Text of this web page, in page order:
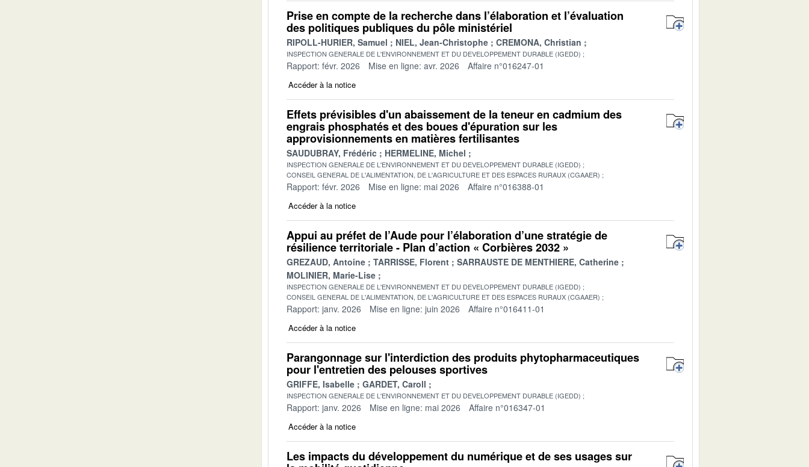
Prise en compte de la recherche dans l’élaboration et l’évaluation
des politiques publiques du pôle ministériel
RIPOLL-HURIER, Samuel NIEL, Jean-Christophe CREMONA, Christian
INSPECTION GENERALE DE L'ENVIRONNEMENT ET DU DEVELOPPEMENT DURABLE (IGEDD)
Rapport: févr. 2026 Mise en ligne: avr. 2026 Affaire n°016247-01
Accéder à la notice
Effets prévisibles d'un abaissement de la teneur en cadmium des
engrais phosphatés et des boues d'épuration sur les
approvisionnements en matières fertilisantes
SAUDUBRAY, Frédéric HERMELINE, Michel
INSPECTION GENERALE DE L'ENVIRONNEMENT ET DU DEVELOPPEMENT DURABLE (IGEDD)
CONSEIL GENERAL DE L'ALIMENTATION, DE L'AGRICULTURE ET DES ESPACES RURAUX (CGAAER)
Rapport: févr. 2026 Mise en ligne: mai 2026 Affaire n°016388-01
Accéder à la notice
Appui au préfet de l’Aude pour l’élaboration d’une stratégie de
résilience territoriale - Plan d’action « Corbières 2032 »
GREZAUD, Antoine TARRISSE, Florent
SARRAUSTE DE MENTHIERE, Catherine
MOLINIER, Marie-Lise
INSPECTION GENERALE DE L'ENVIRONNEMENT ET DU DEVELOPPEMENT DURABLE (IGEDD)
CONSEIL GENERAL DE L'ALIMENTATION, DE L'AGRICULTURE ET DES ESPACES RURAUX (CGAAER)
Rapport: janv. 2026 Mise en ligne: juin 2026 Affaire n°016411-01
Accéder à la notice
Parangonnage sur l'interdiction des produits phytopharmaceutiques
pour l'entretien des pelouses sportives
GRIFFE, Isabelle GARDET, Caroll
INSPECTION GENERALE DE L'ENVIRONNEMENT ET DU DEVELOPPEMENT DURABLE (IGEDD)
Rapport: janv. 2026 Mise en ligne: mai 2026 Affaire n°016347-01
Accéder à la notice
Les impacts du développement du numérique et de ses usages sur